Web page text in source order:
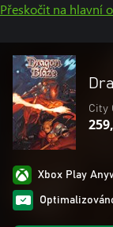
Přeskočit na hlavní
City
Xbox Play